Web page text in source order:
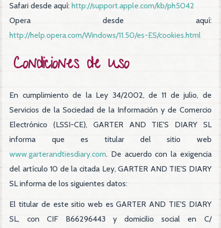
Safari desde aquí:http://support.apple.com/kb/ph5042
Opera desde aquí:
http://help.opera.com/Windows/11.50/es-ES/cookies.html
Condiciones de uso
En cumplimiento de la Ley 34/2002, de 11 de julio, de
Servicios de la Sociedad de la Información y de Comercio
Electrónico (LSSI-CE), GARTER AND TIE'S DIARY SL
informa que es titular del sitio web
www.garterandtiesdiary.com. De acuerdo con la exigencia
del artículo 10 de la citada Ley, GARTER AND TIE'S DIARY
SL informa de los siguientes datos:
El titular de este sitio web es GARTER AND TIE'S DIARY
SL, con CIF B66296443 y domicilio social en C/